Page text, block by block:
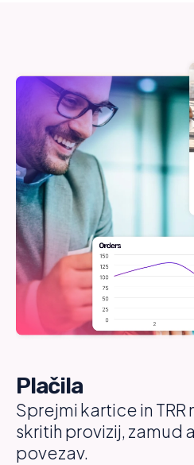
Plačila
Sprejmi kartice in TRR
skritih provizij, zamud
povezav.